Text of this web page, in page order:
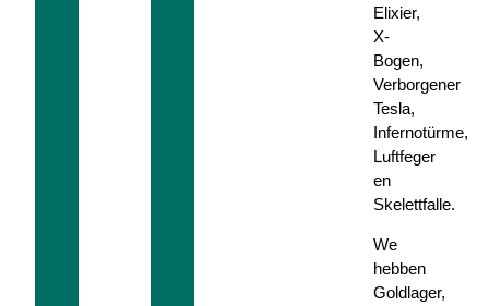
Elixier,
X-
Bogen,
Verborgener
Tesla,
Infernotürme,
Luftfeger
en
Skelettfalle.
We
hebben
Goldlager,